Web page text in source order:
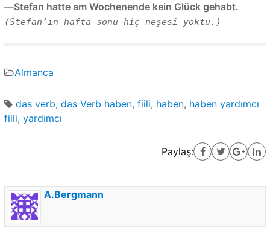
—Stefan hatte am Wochenende kein Glück gehabt.
(Stefan’ın hafta sonu hiç neşesi yoktu.)
Almanca
das verb, das Verb haben, fiili, haben, haben yardımcı
fiili, yardımcı
Paylaş:
A.Bergmann